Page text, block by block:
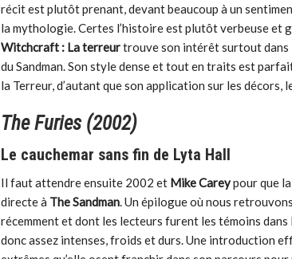
récit est plutôt prenant, devant beaucoup à un
la mythologie. Certes l’histoire est plutôt verbeuse et
Witchcraft : La terreurtrouve son intérêt surtout dans
du Sandman. Son style dense et tout en traits est
la Terreur, d’autant que son application sur les
The Furies (2002)
Le cauchemar sans fin de Lyta Hall
Il faut attendre ensuite 2002 et Mike Careypour que
directe à The Sandman. Un épilogue où nous retrouvons
récemment et dont les lecteurs furent les témoins
donc assez intenses, froids et durs. Une introduction